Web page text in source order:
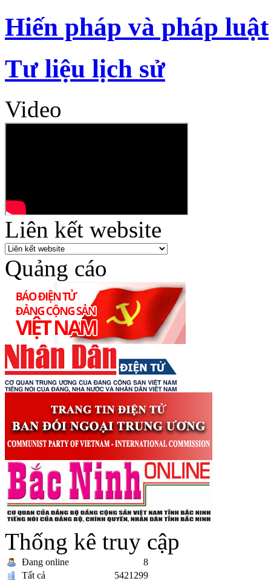
Hiến pháp và pháp luật
Tư liệu lịch sử
Video
Liên kết website
Quảng cáo
Thống kê truy cập
Đang online
8
Tất cả
5421299